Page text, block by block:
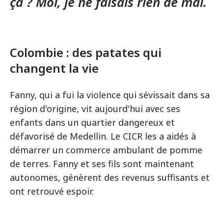
Colombie : des patates qui
changent la vie
Fanny, qui a fui la violence qui sévissait dans sa
région d'origine, vit aujourd'hui avec ses
enfants dans un quartier dangereux et
défavorisé de Medellin. Le CICR les a aidés à
démarrer un commerce ambulant de pomme
de terres. Fanny et ses fils sont maintenant
autonomes, génèrent des revenus suffisants et
ont retrouvé espoir.